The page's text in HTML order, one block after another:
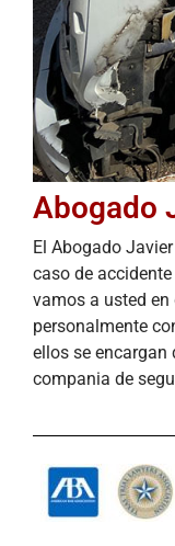
Abogado
El Abogado
caso de
vamos a usted
personalmente
ellos se encargan
compania de